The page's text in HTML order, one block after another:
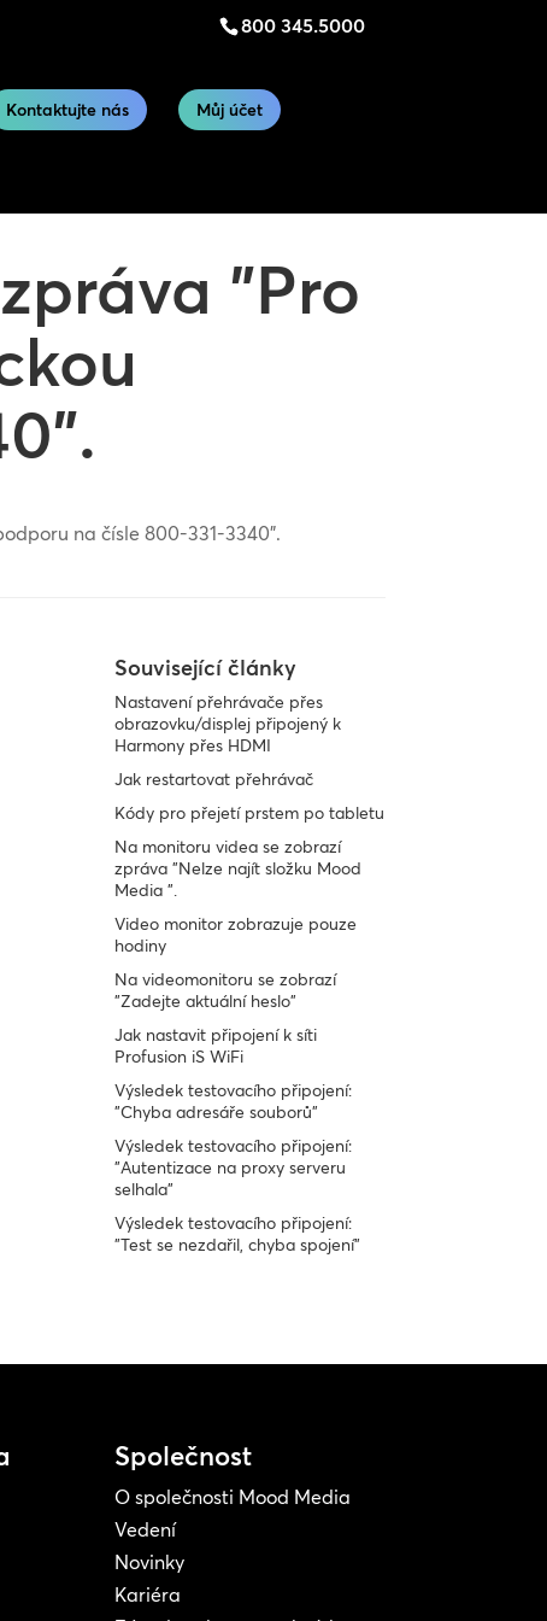
800 345.5000
Kontaktujte nás Můj účet
"Pro
na čísle 800-331-3340".
Související články
Nastavení přehrávače přes
obrazovku/displej připojený k
Harmony přes HDMI
Jak restartovat přehrávač
Kódy pro přejetí prstem po tabletu
Na monitoru videa se zobrazí
zpráva "Nelze najít složku Mood
Media ".
Video monitor zobrazuje pouze
hodiny
Na videomonitoru se zobrazí
"Zadejte aktuální heslo"
Jak nastavit připojení k síti
Profusion iS WiFi
Výsledek testovacího připojení:
"Chyba adresáře souborů"
Výsledek testovacího připojení:
"Autentizace na proxy serveru
selhala"
Výsledek testovacího připojení:
"Test se nezdařil, chyba spojení"
Společnost
O společnosti Mood Media
Vedení
Novinky
Kariéra